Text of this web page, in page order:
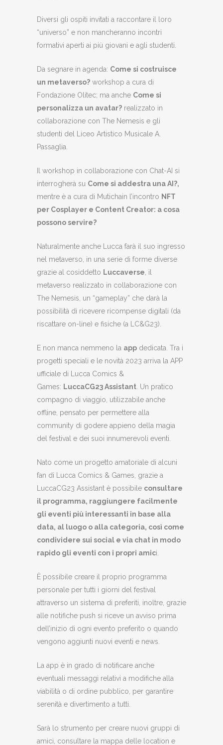
Diversi gli ospiti invitati a raccontare il loro
“universo” e non mancheranno incontri
formativi aperti ai più giovani e agli studenti.
Da segnare in agenda: Come si costruisce
un metaverso? workshop a cura di
Fondazione Olitec; ma anche Come si
personalizza un avatar? realizzato in
collaborazione con The Nemesis e gli
studenti del Liceo Artistico Musicale A.
Passaglia.
Il workshop in collaborazione con Chat-AI si
interrogherà su Come si addestra una AI?,
mentre è a cura di Mutichain l’incontro NFT
per Cosplayer e Content Creator: a cosa
possono servire?
Naturalmente anche Lucca farà il suo ingresso
nel metaverso, in una serie di forme diverse
grazie al cosiddetto Luccaverse , il
metaverso realizzato in collaborazione con
The Nemesis, un “gameplay” che darà la
possibilità di ricevere ricompense digitali (da
riscattare on-line) e fisiche (a LC&G23).
E non manca nemmeno la app dedicata. Tra i
progetti speciali e le novità 2023 arriva la APP
ufficiale di Lucca Comics &
Games: LuccaCG23 Assistant . Un pratico
compagno di viaggio, utilizzabile anche
offline, pensato per permettere alla
community di godere appieno della magia
del festival e dei suoi innumerevoli eventi.
Nato come un progetto amatoriale di alcuni
fan di Lucca Comics & Games, grazie a
LuccaCG23 Assistant è possibile consultare
il programma, raggiungere facilmente
gli eventi più interessanti in base alla
data, al luogo o alla categoria, così come
condividere sui social e via chat in modo
rapido gli eventi con i propri amici.
È possibile creare il proprio programma
personale per tutti i giorni del festival
attraverso un sistema di preferiti, inoltre, grazie
alle notifiche push si riceve un avviso prima
dell’inizio di ogni evento preferito o quando
vengono aggiunti nuovi eventi e news.
La app è in grado di notificare anche
eventuali messaggi relativi a modifiche alla
viabilità o di ordine pubblico, per garantire
serenità e divertimento a tutti.
Sarà lo strumento per creare nuovi gruppi di
amici, consultare la mappa delle location e